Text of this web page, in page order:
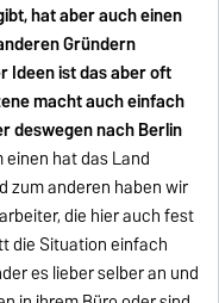
hat aber auch einen
Gründern
Ideen ist das aber oft
macht auch einfach
deswegen nach Berlin
einen hat das Land
zum anderen haben wir
die hier auch fest
die Situation einfach
es lieber selber an und